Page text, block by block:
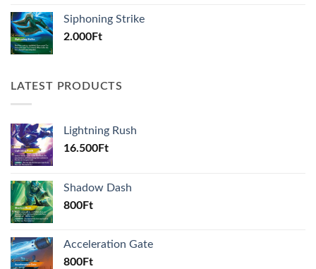
Siphoning Strike
2.000Ft
LATEST PRODUCTS
Lightning Rush
16.500Ft
Shadow Dash
800Ft
Acceleration Gate
800Ft